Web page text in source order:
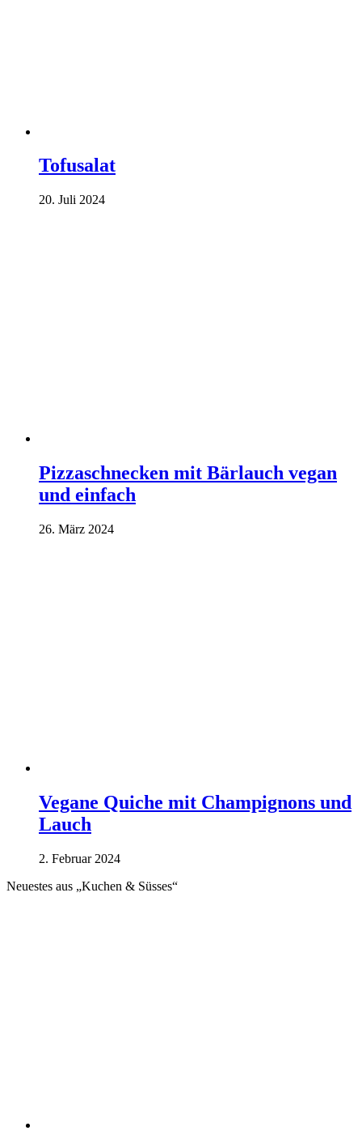
Tofusalat
20. Juli 2024
Pizzaschnecken mit Bärlauch vegan
und einfach
26. März 2024
Vegane Quiche mit Champignons und
Lauch
2. Februar 2024
Neuestes aus „Kuchen & Süsses“